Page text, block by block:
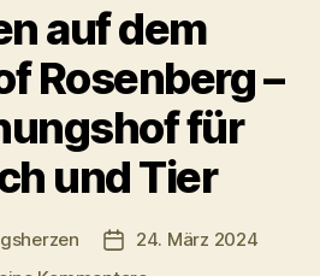
auf dem
Rosenberg –
für
und Tier
24. März 2024